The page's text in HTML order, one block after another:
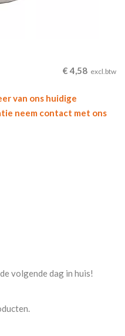
€ 4,58 excl.btw
van ons huidige
neem contact met ons
volgende dag in huis!